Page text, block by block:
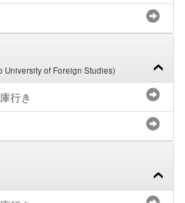
University of Foreign Studies)
行き